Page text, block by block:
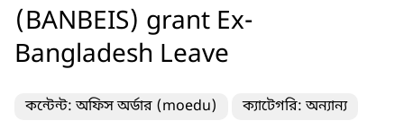
(BANBEIS) grant Ex-
Bangladesh Leave
কন্টেন্ট: অফিস অর্ডার (moedu) ক্যাটেগরি: অন্যান্য